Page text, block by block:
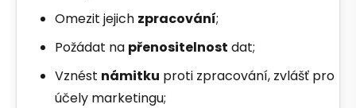
Omezit jejich zpracování;
Požádat na přenositelnost dat;
Vznést námitku proti zpracování, zvlášť pro
účely marketingu;